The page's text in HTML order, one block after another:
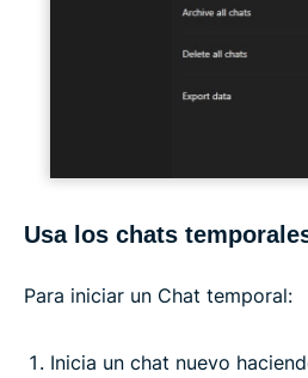
Usa los chats
Para iniciar un Chat temporal:
Inicia un chat nuevo